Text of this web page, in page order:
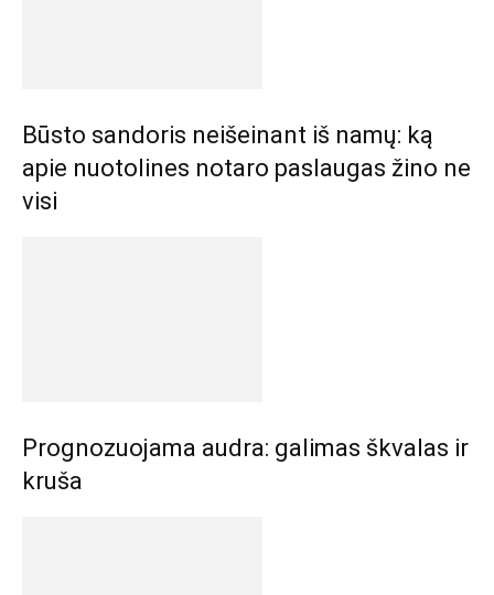
Būsto sandoris neišeinant iš namų: ką
apie nuotolines notaro paslaugas žino ne
visi
Prognozuojama audra: galimas škvalas ir
kruša